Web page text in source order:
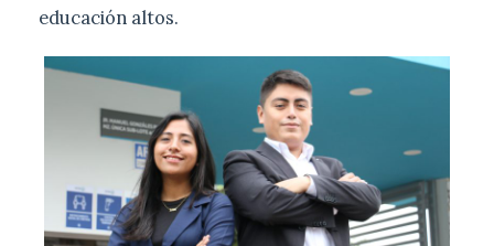
educación altos.